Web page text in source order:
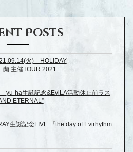
Posts
火) HOLIDAY
蘭 主催TOUR 2021
yu-ha生誕記念&EviLA活動休止前ラス
ETERNAL”
生誕記念LIVE 『the day of Evirhythm